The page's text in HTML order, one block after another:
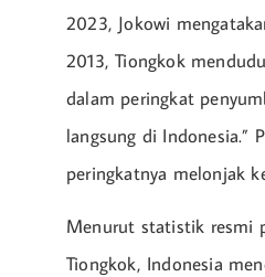
2023, Jokowi
2013, Tiongkok
dalam peringkat
langsung di Indonesia.”
peringkatnya melonjak
Menurut statistik resmi
Tiongkok, Indonesia